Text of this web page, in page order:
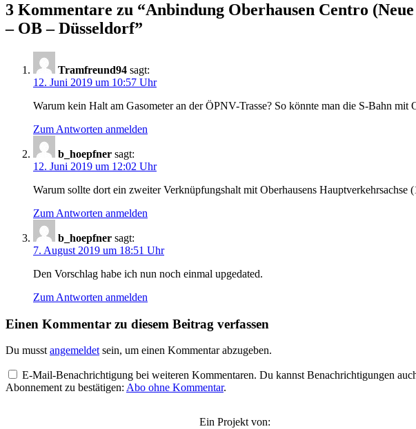
3 Kommentare zu “Anbindung Oberhausen Centro
– OB – Düsseldorf”
Tramfreund94 sagt:
12. Juni 2019 um 10:57 Uhr
Warum kein Halt am Gasometer an der ÖPNV-Trasse? So könnte man die S-Bahn mit
Zum Antworten anmelden
b_hoepfner sagt:
12. Juni 2019 um 12:02 Uhr
Warum sollte dort ein zweiter Verknüpfungshalt mit Oberhausens
Zum Antworten anmelden
b_hoepfner sagt:
7. August 2019 um 18:51 Uhr
Den Vorschlag habe ich nun noch einmal upgedated.
Zum Antworten anmelden
Einen Kommentar zu diesem Beitrag verfassen
Du musst angemeldet sein, um einen Kommentar abzugeben.
E-Mail-Benachrichtigung bei weiteren Kommentaren. Du kannst Benachrichtigungen
Abonnement zu bestätigen: Abo ohne Kommentar.
Ein Projekt von: